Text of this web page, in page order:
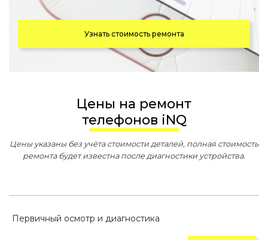
Узнать стоимость ремонта
Цены на ремонт
телефонов iNQ
Цены указаны без учёта стоимости деталей, полная стоимость
ремонта будет известна после диагностики устройства.
Первичный осмотр и диагностика